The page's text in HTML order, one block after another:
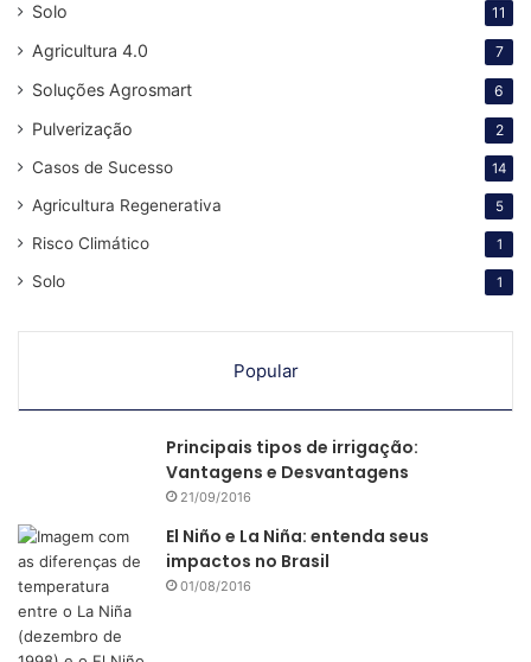
Solo 11
Agricultura 4.0 7
Soluções Agrosmart 6
Pulverização 2
Casos de Sucesso 14
Agricultura Regenerativa 5
Risco Climático 1
Solo 1
Popular
Principais tipos de irrigação:
Vantagens e Desvantagens
21/09/2016
El Niño e La Niña: entenda seus
impactos no Brasil
01/08/2016